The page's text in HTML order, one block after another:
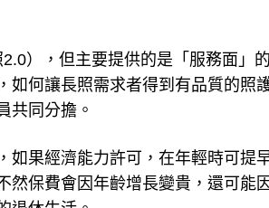
），但主要提供的是「服務面」
如何讓長照需求者得到有品質的照
共同分擔。
如果經濟能力許可，在年輕時可提
然保費會因年齡增長變貴，還可能